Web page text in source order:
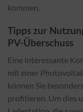
kommen.
Tipps zur
PV-Überschuss
Eine interessante
mit einer
können Sie
profitieren. Um dies